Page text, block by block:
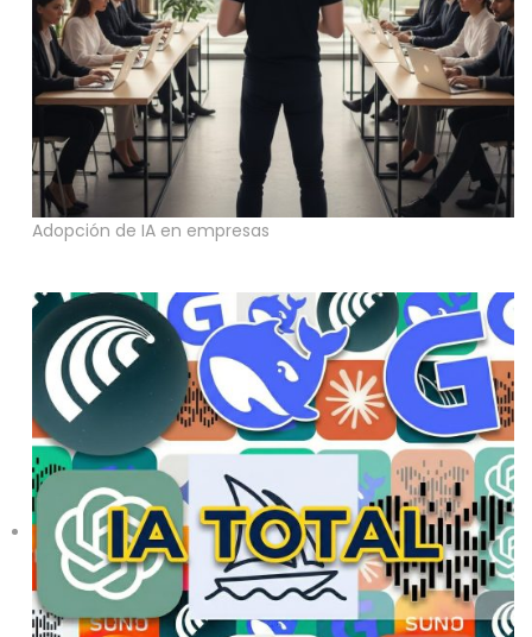
Adopción de IA en empresas